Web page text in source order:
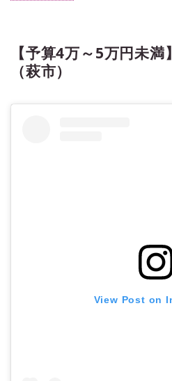
【予算4万～5万円未
（萩市）
View Post on